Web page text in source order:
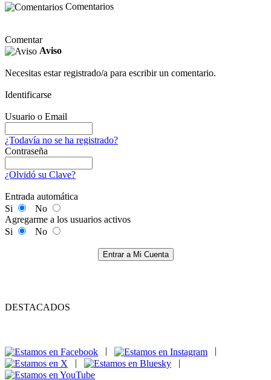
Comentarios
Comentar
Aviso
Necesitas estar registrado/a para escribir un comentario.
Identificarse
Usuario o Email
¿Todavía no se ha registrado?
Contraseña
¿Olvidó su Clave?
Entrada automática
Si
No
Agregarme a los usuarios activos
Si
No
Entrar a Mi Cuenta
DESTACADOS
|
|